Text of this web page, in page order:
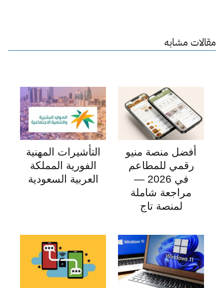
مقالات مشابه
أفضل منصة منيو
رقمي للمطاعم
في 2026 —
مراجعة شاملة
لمنصة تاج
التأشيرات المهنية
الفورية المملكة
العربية السعودية